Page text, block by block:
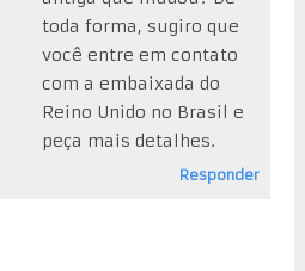
toda forma, sugiro que
você entre em contato
com a embaixada do
Reino Unido no Brasil e
peça mais detalhes.
Responder